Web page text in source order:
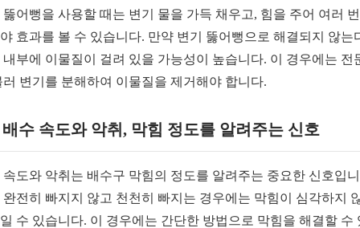
뚫어뻥을 사용할 때는 변기 물을 가득 채우고, 힘을 주어 여러
효과를 볼 수 있습니다. 만약 변기 뚫어뻥으로 해결되지 않는
내부에 이물질이 걸려 있을 가능성이 높습니다. 이 경우에는 전
러 변기를 분해하여 이물질을 제거해야 합니다.
배수 속도와 악취, 막힘 정도를 알려주는 신호
속도와 악취는 배수구 막힘의 정도를 알려주는 중요한 신호입
완전히 빠지지 않고 천천히 빠지는 경우에는 막힘이 심각하지
수 있습니다. 이 경우에는 간단한 방법으로 막힘을 해결할 수